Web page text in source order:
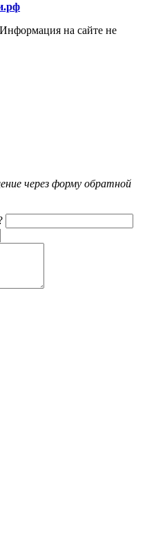
на сайте не
через форму обратной